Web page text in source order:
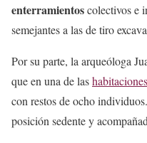
enterramientoscolectivos e
semejantes a las de tiro
Por su parte, la arqueóloga
que en una de lashabitaciones
con restos de ocho
posición sedente y